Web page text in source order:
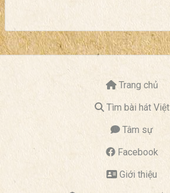
Trang chủ
Tìm bài hát Việt
Tâm sự
Facebook
Giới thiệu